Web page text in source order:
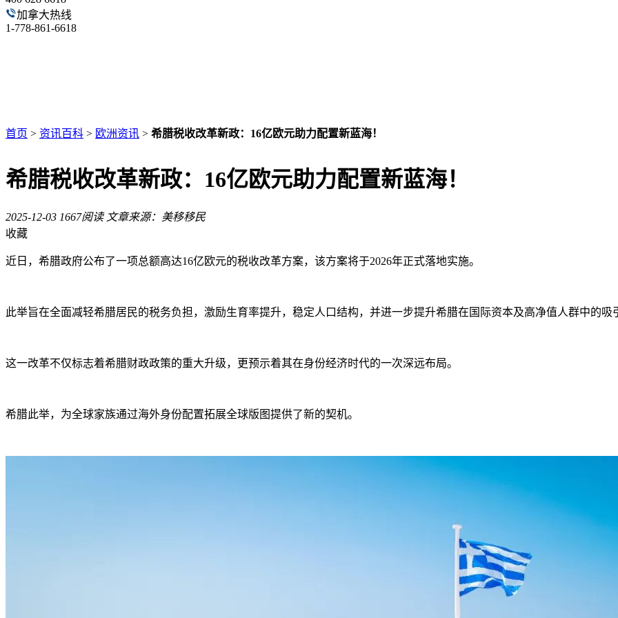
加拿大热线
1-778-861-6618
首页 > 资讯百科 > 欧洲资讯 > 希腊税收改革新政：16亿欧元助力配置新蓝海！
希腊税收改革新政：16亿欧元助力配置新蓝海！
2025-12-03 1667阅读 文章来源：美移移民
收藏
近日，希腊政府公布了一项总额高达16亿欧元的税收改革方案，该方案将于2026年正式落地实施。
此举旨在全面减轻希腊居民的税务负担，激励生育率提升，稳定人口结构，并进一步提升希腊在国际资本及高净值人群中的吸
这一改革不仅标志着希腊财政政策的重大升级，更预示着其在身份经济时代的一次深远布局。
希腊此举，为全球家族通过海外身份配置拓展全球版图提供了新的契机。